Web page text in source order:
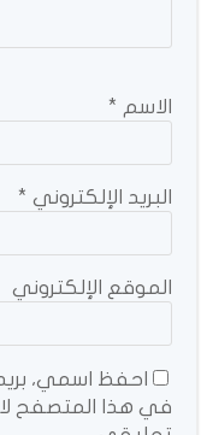
الاسم *
البريد الإلكتروني *
الموقع الإلكتروني
احفظ اسمي،
في هذا المتصفح